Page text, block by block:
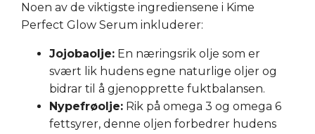
Noen av de viktigste ingrediensene i Kime
Perfect Glow Serum inkluderer:
Jojobaolje: En næringsrik olje som er
svært lik hudens egne naturlige oljer og
bidrar til å gjenopprette fuktbalansen.
Nypefrøolje: Rik på omega 3 og omega 6
fettsyrer, denne oljen forbedrer hudens